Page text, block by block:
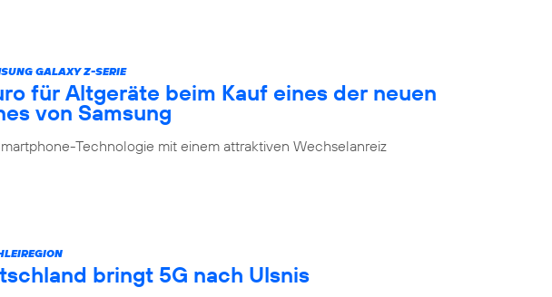
GALAXY Z-SERIE
für Altgeräte beim Kauf eines der neuen
von Samsung
Technologie mit einem attraktiven Wechselanreiz
bringt 5G nach Ulsnis